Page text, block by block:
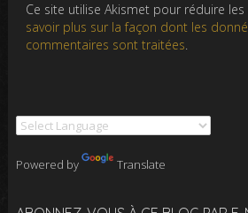
Ce site utilise Akismet pour réduire
savoir plus sur la façon dont les
commentaires sont traitées.
Powered by Translate